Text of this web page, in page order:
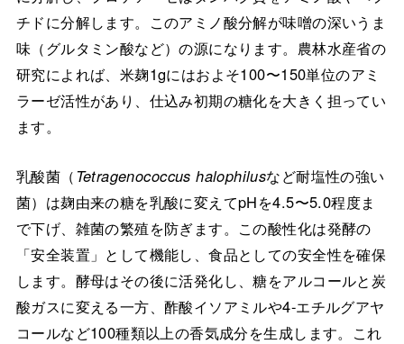
チドに分解します。このアミノ酸分解が味噌の深いうま
味（グルタミン酸など）の源になります。農林水産省の
研究によれば、米麹1gにはおよそ100〜150単位のアミ
ラーゼ活性があり、仕込み初期の糖化を大きく担ってい
ます。
乳酸菌（ Tetragenococcus halophilusなど耐塩性の強い
菌）は麹由来の糖を乳酸に変えてpHを4.5〜5.0程度ま
で下げ、雑菌の繁殖を防ぎます。この酸性化は発酵の
「安全装置」として機能し、食品としての安全性を確保
します。酵母はその後に活発化し、糖をアルコールと炭
酸ガスに変える一方、酢酸イソアミルや4-エチルグアヤ
コールなど100種類以上の香気成分を生成します。これ